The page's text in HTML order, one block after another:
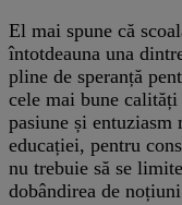
El mai spune că
întotdeauna una
pline de speranță
cele mai bune calități
pasiune și entuziasm
educației, pentru
nu trebuie să se
dobândirea de